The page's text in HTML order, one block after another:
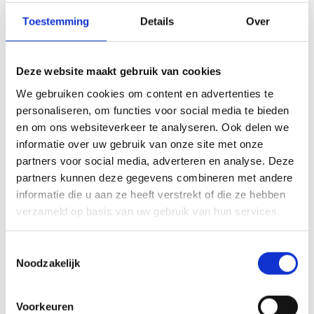
Toestemming Details Over
Deze website maakt gebruik van cookies
We gebruiken cookies om content en advertenties te
personaliseren, om functies voor social media te bieden
en om ons websiteverkeer te analyseren. Ook delen we
informatie over uw gebruik van onze site met onze
partners voor social media, adverteren en analyse. Deze
partners kunnen deze gegevens combineren met andere
informatie die u aan ze heeft verstrekt of die ze hebben
verzameld op basis van uw gebruik van hun services.
Noodzakelijk
Voorkeuren
specifieke aanbiedingen te doen die
Kostenbesparend: Door zich te
richten op een specifieke doelgroep,
kunnen bedrijven vaak besparen op
marketingkosten.
Directe feedback: Bedrijven kunnen
snel feedback krijgen en hun strategie
dienovereenkomstig aanpassen.
Uitdagingen en kritieken
Ondanks de vele voordelen wordt direct
marketing soms ook bekritiseerd. Klanten
kunnen het als opdringerig ervaren en er is